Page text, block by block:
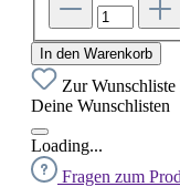
In den Warenkorb
Zur
Deine Wunschlisten
Loading...
Fragen zum